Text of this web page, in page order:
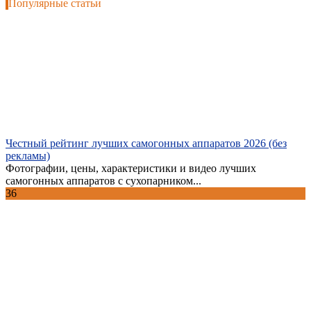
Популярные статьи
Честный рейтинг лучших самогонных аппаратов 2026 (без
рекламы)
Фотографии, цены, характеристики и видео лучших
самогонных аппаратов с сухопарником...
36